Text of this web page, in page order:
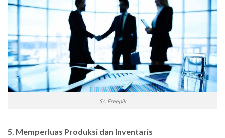
Sc: Freepik
5. Memperluas Produksi dan Inventaris